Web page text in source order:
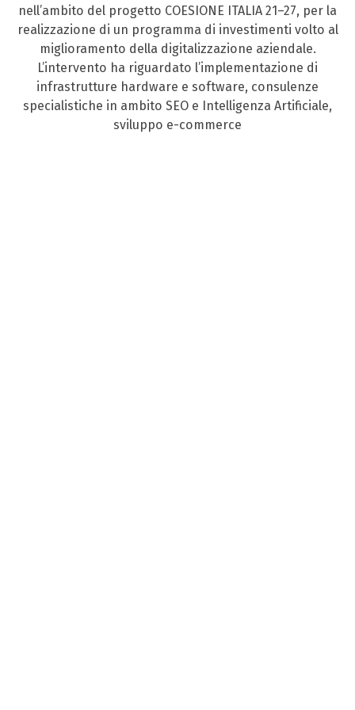
nell’ambito del progetto COESIONE ITALIA 21–27, per la
realizzazione di un programma di investimenti volto al
miglioramento della digitalizzazione aziendale.
L’intervento ha riguardato l’implementazione di
infrastrutture hardware e software, consulenze
specialistiche in ambito SEO e Intelligenza Artificiale,
sviluppo e-commerce